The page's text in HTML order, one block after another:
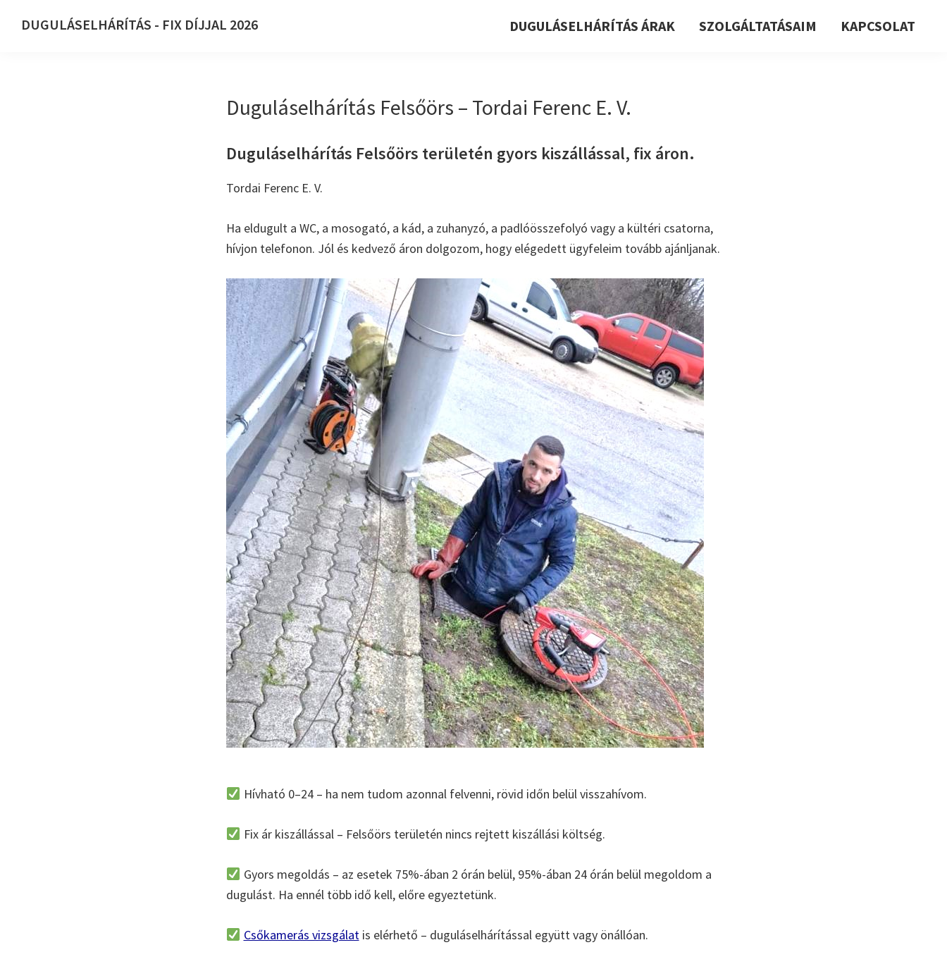
DUGULÁSELHÁRÍTÁS - FIX DÍJJAL 2026 DUGULÁSELHÁRÍTÁS ÁRAK SZOLGÁLTATÁSAIM KAPCSOLAT
Duguláselhárítás Felsőörs – Tordai Ferenc E. V.
Duguláselhárítás Felsőörs területén gyors kiszállással, fix áron.
Tordai Ferenc E. V.
Ha eldugult a WC, a mosogató, a kád, a zuhanyzó, a padlóösszefolyó vagy a kültéri csatorna,
hívjon telefonon. Jól és kedvező áron dolgozom, hogy elégedett ügyfeleim tovább ajánljanak.
Hívható 0–24 – ha nem tudom azonnal felvenni, rövid időn belül visszahívom.
Fix ár kiszállással – Felsőörs területén nincs rejtett kiszállási költség.
Gyors megoldás – az esetek 75%-ában 2 órán belül, 95%-ában 24 órán belül megoldom a
dugulást. Ha ennél több idő kell, előre egyeztetünk.
Csőkamerás vizsgálatis elérhető – duguláselhárítással együtt vagy önállóan.